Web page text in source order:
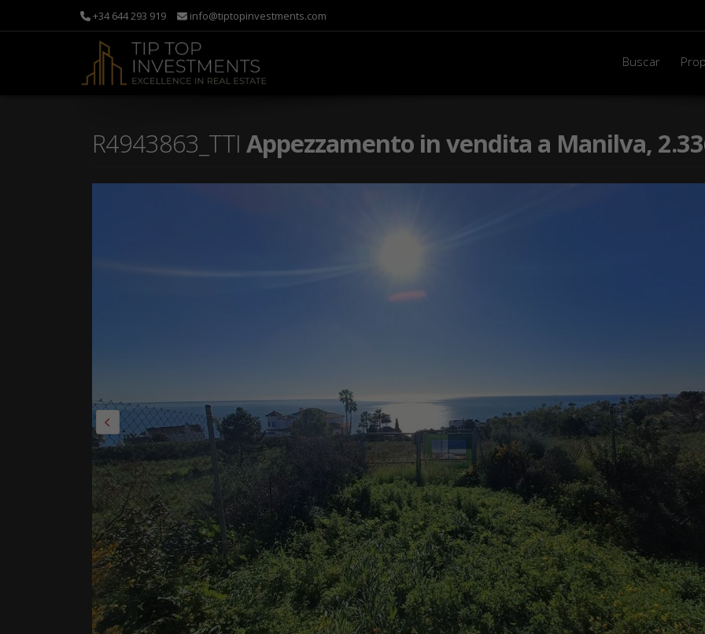
+34 644 293 919 info@tiptopinvestments.com
Buscar
R4943863_TTI Appezzamento in vendita a Manilva,